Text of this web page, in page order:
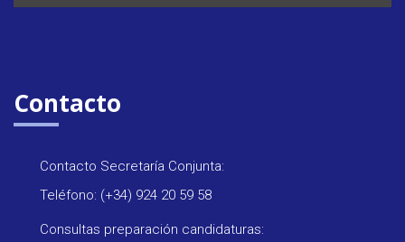
Contacto
Contacto Secretaría Conjunta:
Teléfono: (+34) 924 20 59 58
Consultas preparación candidaturas: